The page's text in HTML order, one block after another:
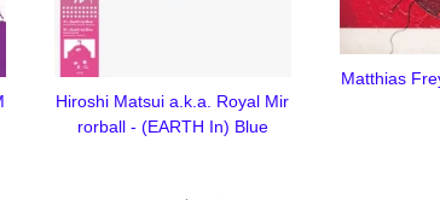
Hiroshi Matsui a.k.a. Royal Mir
rorball - (EARTH In) Blue
Matthias